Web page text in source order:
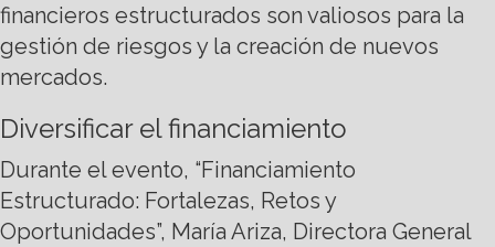
financieros estructurados son valiosos para la
gestión de riesgos y la creación de nuevos
mercados.
Diversificar el financiamiento
Durante el evento, “Financiamiento
Estructurado: Fortalezas, Retos y
Oportunidades”, María Ariza, Directora General